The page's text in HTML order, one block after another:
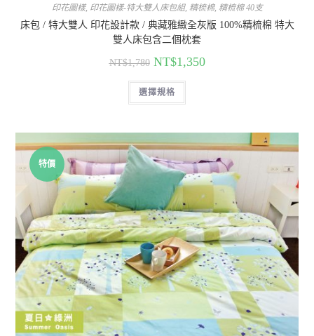
印花圖樣, 印花圖樣-特大雙人床包組, 精梳棉, 精梳棉 40支
床包 / 特大雙人 印花設計款 / 典藏雅緻全灰版 100%精梳棉 特大
雙人床包含二個枕套
NT$1,780 NT$1,350
選擇規格
特價